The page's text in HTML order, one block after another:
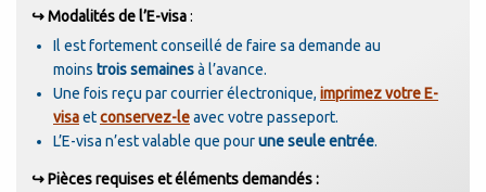
↪ Modalités de l’E-visa:
Il est fortement conseillé de faire sa demande au
moins trois semainesà l’avance.
Une fois reçu par courrier électronique, imprimez votre E-
visaetconservez-leavec votre passeport.
L’E-visa n’est valable que pourune seule entrée.
↪ Pièces requises et éléments demandés :